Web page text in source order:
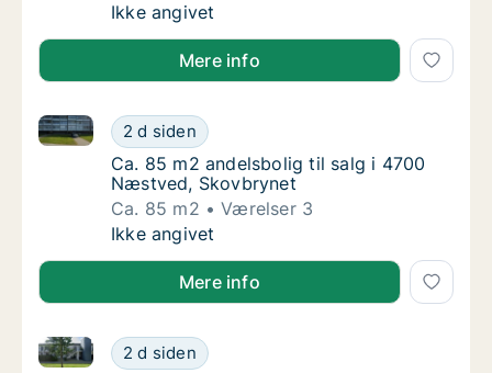
Ca. 105 m2 andelsbolig til salg i 4220
Ikke angivet
Mere info
Ca. 85 m2 andelsbolig til salg i 4700
2 d siden
Ca. 85 m2 andelsbolig til salg i 4700 Næstved,
Ca. 85 m2 andelsbolig til salg i 4700
Ca. 85 m2 andelsbolig til salg i 4700
Næstved, Skovbrynet
Ca. 85 m2
Værelser 3
Ca. 85 m2 andelsbolig til salg i 4700
Ikke angivet
Mere info
Ca. 70 m2 andelsbolig til salg i 4760
2 d siden
Ca. 70 m2 andelsbolig til salg i 4760 Vordingborg,